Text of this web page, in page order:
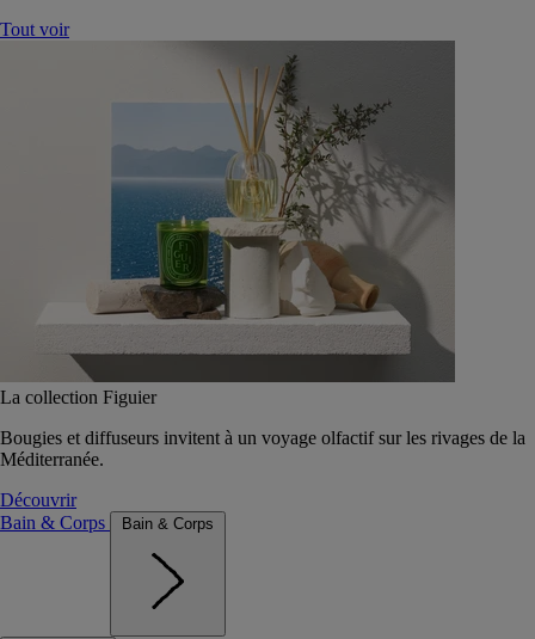
Tout voir
La collection Figuier
Bougies et diffuseurs invitent à un voyage olfactif sur les rivages de la
Méditerranée.
Découvrir
Bain & Corps
Bain & Corps